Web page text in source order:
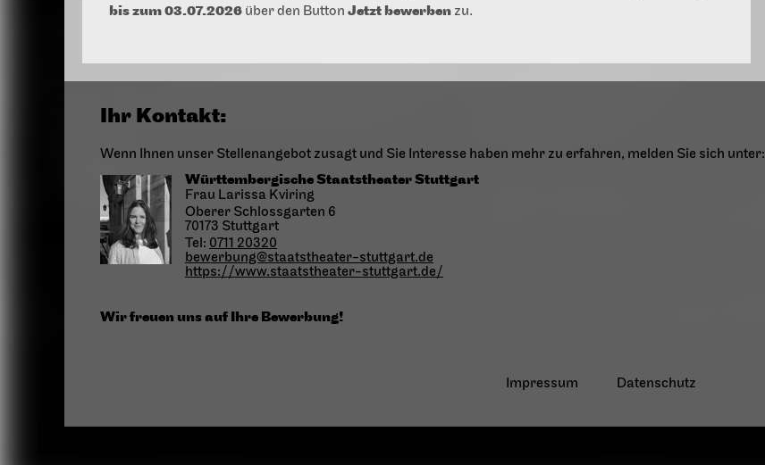
bis zum 03.07.2026 über den Button Jetzt bewerben zu.
Ihr Kontakt:
Wenn Ihnen unser Stellenangebot zusagt und Sie Interesse haben mehr zu erfahren, melden Sie sich unter:
Württembergische Staatstheater Stuttgart
Frau Larissa Kviring
Oberer Schlossgarten 6
70173 Stuttgart
Tel: 0711 20320
bewerbung@staatstheater-stuttgart.de
https://www.staatstheater-stuttgart.de/
Wir freuen uns auf Ihre Bewerbung!
Impressum Datenschutz